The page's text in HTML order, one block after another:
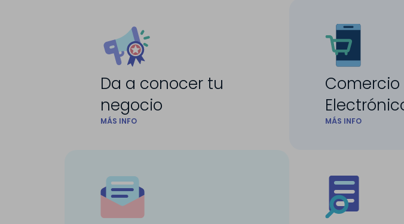
Da a conocer tu
negocio
MÁS INFO
Comercio
MÁS INFO